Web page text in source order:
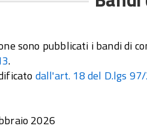
sono pubblicati i bandi di
.
dall'art. 18 del D.lgs
2026